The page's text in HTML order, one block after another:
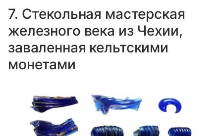
7. Стекольная мастерская
железного века из Чехии,
заваленная кельтскими
монетами